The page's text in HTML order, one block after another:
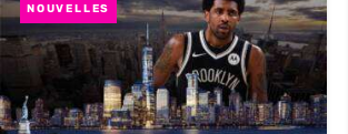
NOUVELLES